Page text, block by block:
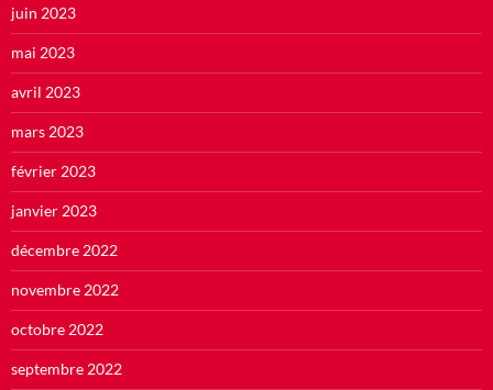
juin 2023
mai 2023
avril 2023
mars 2023
février 2023
janvier 2023
décembre 2022
novembre 2022
octobre 2022
septembre 2022